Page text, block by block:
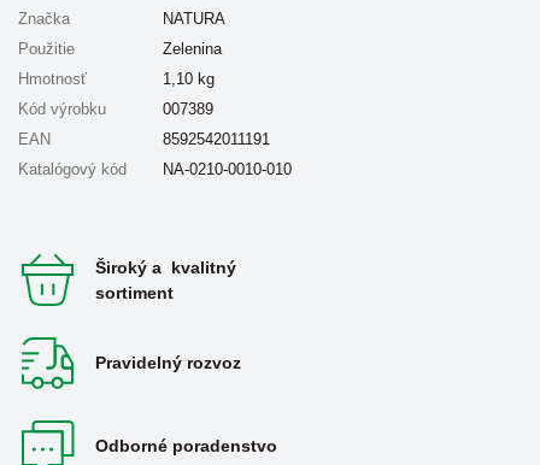
Značka
NATURA
Použitie
Zelenina
Hmotnosť
1,10 kg
Kód výrobku
007389
EAN
8592542011191
Katalógový kód
NA-0210-0010-010
Široký a kvalitný
sortiment
Pravidelný rozvoz
Odborné poradenstvo